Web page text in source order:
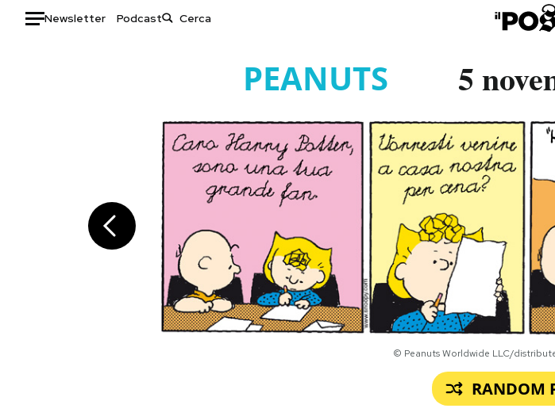
Newsletter Podcast
Tecnologia
Internet
Scienza
Libri
Consumismi
Storie/Idee
Media
Europa
Altrecose
Mondiali calcio 2026
PEANUTS 5
© Peanuts Worldwide LLC/
RANDOM